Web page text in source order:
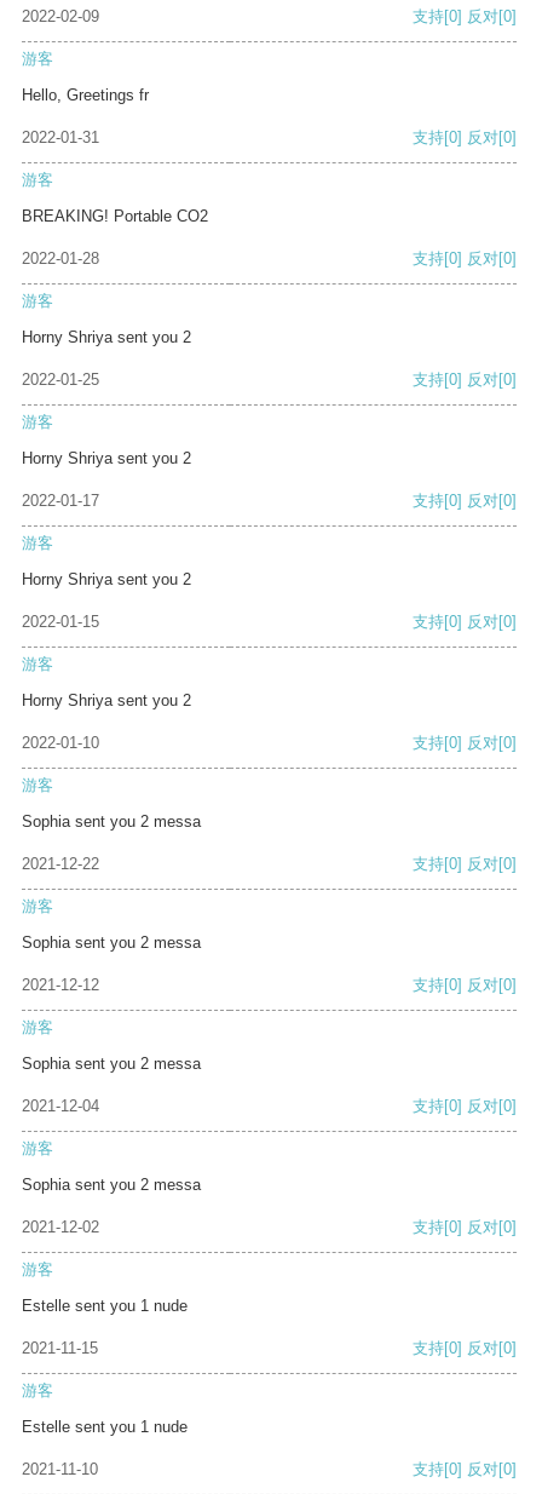
2022-02-09 支持[0] 反对[0]
游客
Hello, Greetings fr
2022-01-31 支持[0] 反对[0]
游客
BREAKING! Portable CO2
2022-01-28 支持[0] 反对[0]
游客
Horny Shriya sent you 2
2022-01-25 支持[0] 反对[0]
游客
Horny Shriya sent you 2
2022-01-17 支持[0] 反对[0]
游客
Horny Shriya sent you 2
2022-01-15 支持[0] 反对[0]
游客
Horny Shriya sent you 2
2022-01-10 支持[0] 反对[0]
游客
Sophia sent you 2 messa
2021-12-22 支持[0] 反对[0]
游客
Sophia sent you 2 messa
2021-12-12 支持[0] 反对[0]
游客
Sophia sent you 2 messa
2021-12-04 支持[0] 反对[0]
游客
Sophia sent you 2 messa
2021-12-02 支持[0] 反对[0]
游客
Estelle sent you 1 nude
2021-11-15 支持[0] 反对[0]
游客
Estelle sent you 1 nude
2021-11-10 支持[0] 反对[0]